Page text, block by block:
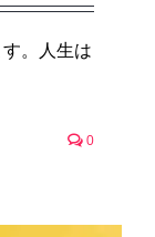
。人生は
0